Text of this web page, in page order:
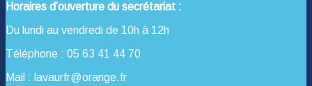
Horaires d’ouverture du secrétariat :
Du lundi au vendredi de 10h à 12h
Téléphone : 05 63 41 44 70
Mail : lavaurfr@orange.fr